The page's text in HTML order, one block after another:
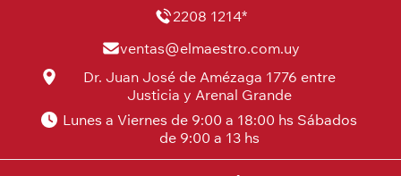
2208 1214*
ventas@elmaestro.com.uy
Dr. Juan José de Amézaga 1776 entre
Justicia y Arenal Grande
Lunes a Viernes de 9:00 a 18:00 hs Sábados
de 9:00 a 13 hs